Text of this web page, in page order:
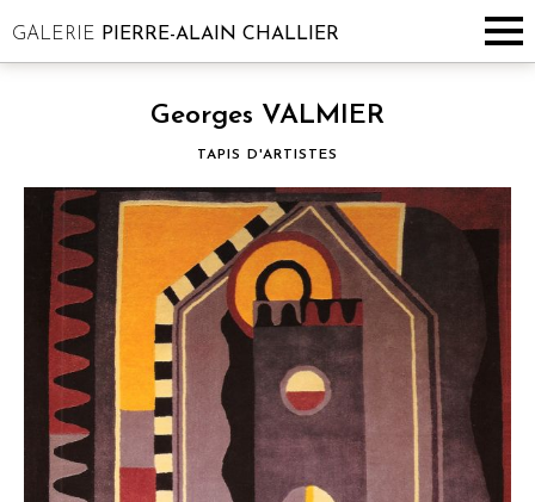
GALERIE PIERRE-ALAIN CHALLIER
Georges VALMIER
TAPIS D'ARTISTES